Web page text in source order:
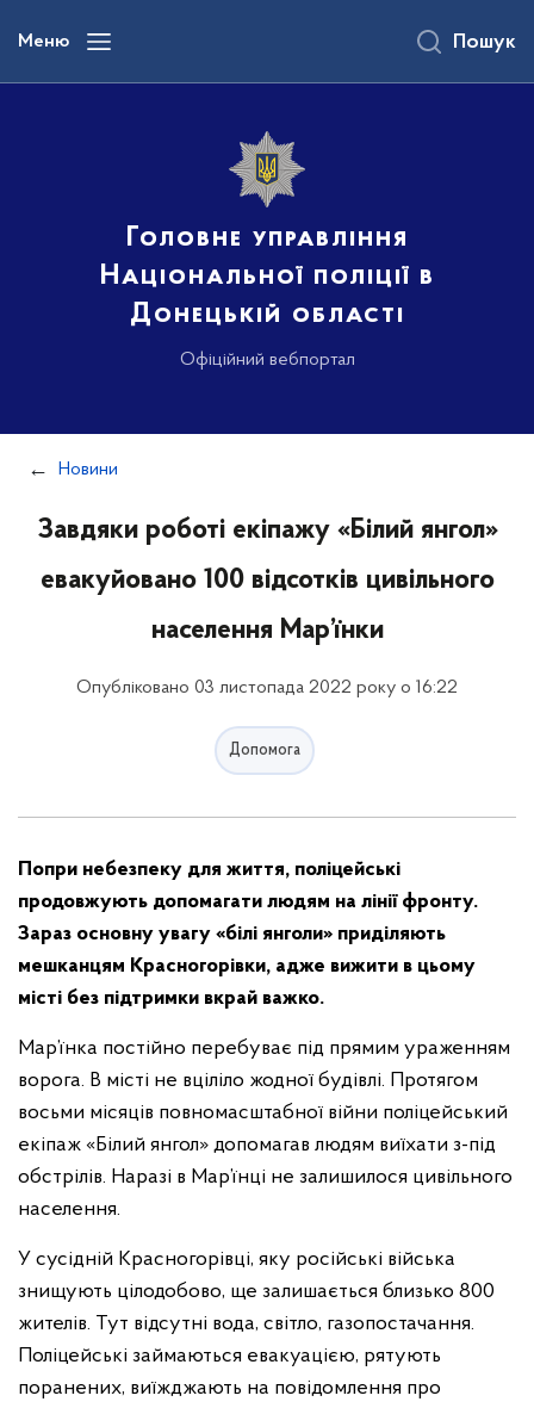
вмісту
Меню
Головне управління
Національної поліції в
Донецькій області
Офіційний вебпортал
Пошук
Новини
Завдяки роботі екіпажу «Білий янгол»
евакуйовано 100 відсотків цивільного
населення Мар’їнки
Опубліковано 03 листопада 2022 року о 16:22
Допомога
Попри небезпеку для життя, поліцейські
продовжують допомагати людям на лінії фронту.
Зараз основну увагу «білі янголи» приділяють
мешканцям Красногорівки, адже вижити в цьому
місті без підтримки вкрай важко.
Мар’їнка постійно перебуває під прямим ураженням
ворога. В місті не вціліло жодної будівлі. Протягом
восьми місяців повномасштабної війни поліцейський
екіпаж «Білий янгол» допомагав людям виїхати з-під
обстрілів. Наразі в Мар’їнці не залишилося цивільного
населення.
У сусідній Красногорівці, яку російські війська
знищують цілодобово, ще залишається близько 800
жителів. Тут відсутні вода, світло, газопостачання.
Поліцейські займаються евакуацією, рятують
поранених, виїжджають на повідомлення про